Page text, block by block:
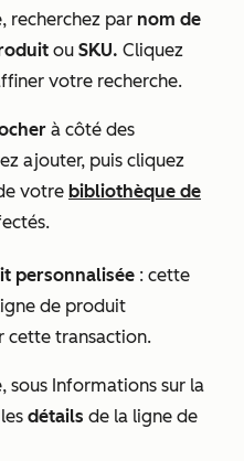
recherchez par nom de
ou SKU. Cliquez
votre recherche.
à côté des
ajouter, puis cliquez
votre bibliothèque de
personnalisée : cette
de produit
cette transaction.
sous Informations sur la
détails de la ligne de